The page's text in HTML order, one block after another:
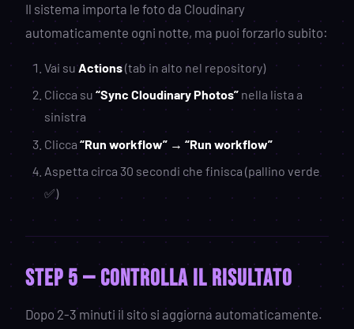
Il sistema importa le foto da Cloudinary
automaticamente ogni notte, ma puoi forzarlo subito:
Vai suActions(tab in alto nel repository)
Clicca su “Sync Cloudinary Photos” nella lista a
sinistra
Clicca “Run workflow” → “Run workflow”
Aspetta circa 30 secondi che finisca (pallino verde
✅)
STEP 5 — Controlla il risultato
Dopo 2-3 minuti il sito si aggiorna automaticamente.